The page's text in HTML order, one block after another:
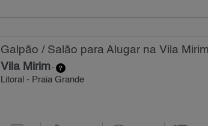
Galpão / Salão para Alugar na Vila
Vila Mirim-
Litoral - Praia Grande